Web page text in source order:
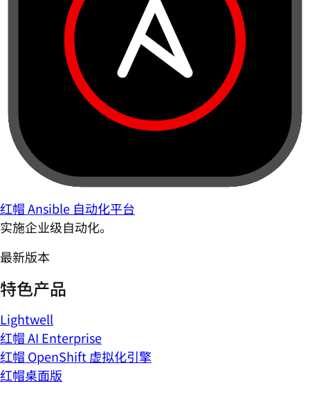
红帽 Ansible 自动化平台
实施企业级自动化。
最新版本
特色产品
Lightwell
红帽 AI Enterprise
红帽 OpenShift 虚拟化引擎
红帽桌面版